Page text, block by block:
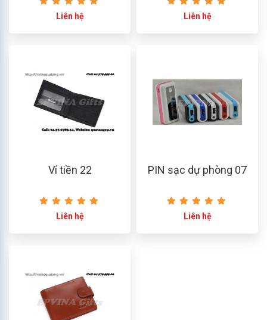
Liên hệ Liên hệ
Ví tiền 22
Liên hệ
PIN sạc dự phòng 07
Liên hệ